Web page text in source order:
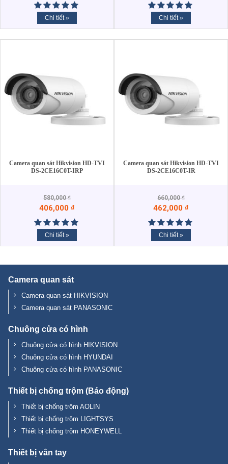
Chi tiết » Chi tiết »
Camera quan sát Hikvision HD-TVI
DS-2CE16C0T-IRP
580,000₫
406,000 ₫
Chi tiết »
Camera quan sát Hikvision HD-TVI
DS-2CE16C0T-IR
660,000₫
462,000 ₫
Chi tiết »
Camera quan sát
Camera quan sát HIKVISION
Camera quan sát PANASONIC
Chuông cửa có hình
Chuông cửa có hình HIKVISION
Chuông cửa có hình HYUNDAI
Chuông cửa có hình PANASONIC
Thiết bị chống trộm (Báo động)
Thiết bị chống trộm AOLIN
Thiết bị chống trộm LIGHTSYS
Thiết bị chống trộm HONEYWELL
Thiết bị vân tay